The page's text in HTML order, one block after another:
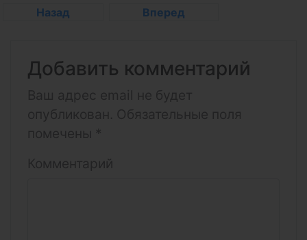
Назад Вперед
Добавить комментарий